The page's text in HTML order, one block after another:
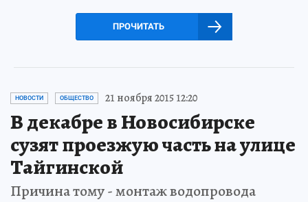
ПРОЧИТАТЬ
НОВОСТИ ОБЩЕСТВО 21 ноября 2015 12:20
В декабре в Новосибирске
сузят проезжую часть на улице
Тайгинской
Причина тому - монтаж водопровода